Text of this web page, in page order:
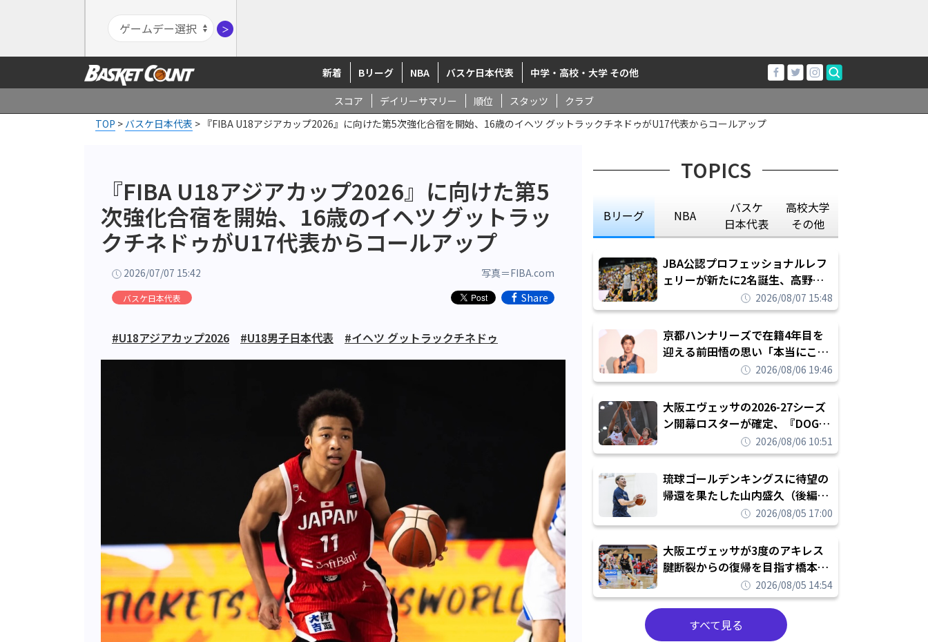
＞
新着 Bリーグ NBA バスケ日本代表 中学・高校・大学 その他
スコア デイリーサマリー 順位 スタッツ
クラブ
TOP > バスケ日本代表 > 『FIBA U18アジアカップ2026』に向けた第5次強化合宿を開始、16歳のイヘツ グットラックチネドゥがU17代表からコールアップ
『FIBA U18アジアカップ2026』に向けた第5
次強化合宿を開始、16歳のイヘツ グットラッ
クチネドゥがU17代表からコールアップ
2026/07/07 15:42 写真＝FIBA.com
バスケ日本代表 Share
#U18アジアカップ2026 #U18男子日本代表 #イヘツ グットラックチネドゥ
TOPICS
Bリーグ NBA
バスケ
日本代表
高校大学
その他
JBA公認プロフェッショナルレフ
ェリーが新たに2名誕生、高野晃
平は16年間続けた会社員生活に別
れを告げてプロ転向を決断
2026/08/07 15:48
京都ハンナリーズで在籍4年目を
迎える前田悟の思い「本当にこの
チームで勝ちたい、負けたまま舐
められたまま終わりたくない」
2026/08/06 19:46
大阪エヴェッサの2026-27シーズ
ン開幕ロスターが確定、『DOG
FIGHT』のチームカルチャーを推
し進めて結果を求めるシーズンへ
2026/08/06 10:51
琉球ゴールデンキングスに待望の
帰還を果たした山内盛久（後編）
「1人のウチナーンチュとしてみ
んなが誇りに思えるチームにして
いく」
2026/08/05 17:00
大阪エヴェッサが3度のアキレス
腱断裂からの復帰を目指す橋本拓
哉と契約を締結「もう一度コート
に立ちたい」
2026/08/05 14:54
すべて見る